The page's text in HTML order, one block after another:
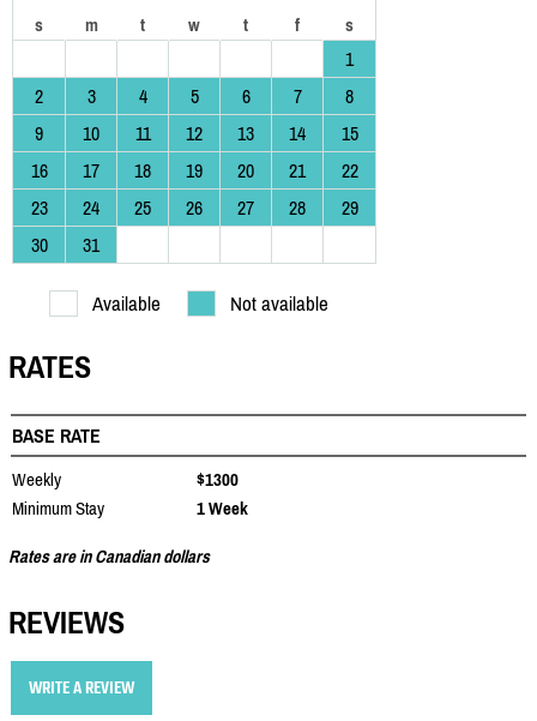
s m t w t f s
1
2
3 4 5 6 7
8
9
10 11 12 13 14
15
16
17 18 19 20 21
22
23
24 25 26 27 28
29
30
31
Available Not available
RATES
BASE RATE
Weekly
$1300
Minimum Stay
1 Week
Rates are in Canadian dollars
REVIEWS
WRITE A REVIEW